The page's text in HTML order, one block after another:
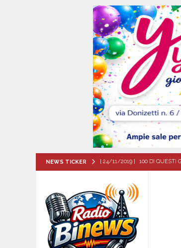
NEWS TICKER [ 24/11/2019 ] 100 DI QUESTI
[ 09/08/2026 ] Baiano,
[ 09/08/2026 ]
coinvolgimento societario e
[ 09/08/2026 ] Tanti auguri a